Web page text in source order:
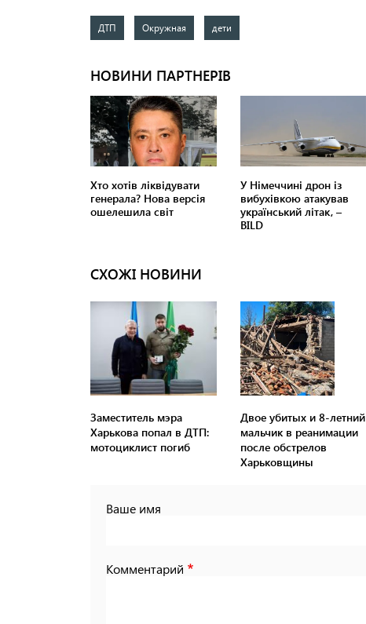
ДТП Окружная дети
СХОЖІ НОВИНИ
Заместитель мэра
Харькова попал в ДТП:
мотоциклист погиб
Двое убитых и 8-летний
мальчик в реанимации
после обстрелов
Харьковщины
Ваше имя
Комментарий